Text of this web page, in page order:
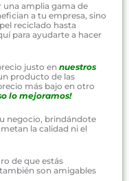
una amplia gama de
a tu empresa, sino
reciclado hasta
para ayudarte a hacer
justo en nuestros
producto de las
más bajo en otro
lo mejoramos!
negocio, brindándote
la calidad ni el
de que estás
son amigables